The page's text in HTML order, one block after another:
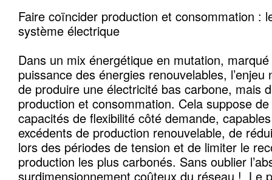
Faire coïncider production et consommation :
système électrique
Dans un mix énergétique en mutation,
puissance des énergies renouvelables, l’enjeu
de produire une électricité bas carbone, mais
production et consommation. Cela suppose
capacités de flexibilité côté demande,
excédents de production renouvelable, de
lors des périodes de tension et de limiter le
production les plus carbonés. Sans oublier
surdimensionnement coûteux du réseau ! Le